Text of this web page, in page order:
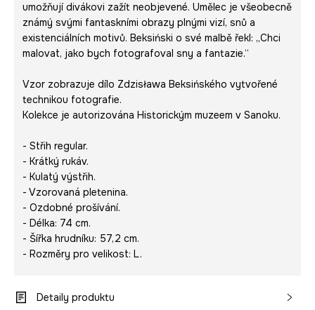
umožňují divákovi zažít neobjevené. Umělec je všeobecně
známý svými fantaskními obrazy plnými vizí, snů a
existenciálních motivů. Beksiński o své malbě řekl: „Chci
malovat, jako bych fotografoval sny a fantazie.“
Vzor zobrazuje dílo Zdzisława Beksińského vytvořené
technikou fotografie.
Kolekce je autorizována Historickým muzeem v Sanoku.
- Střih regular.
- Krátký rukáv.
- Kulatý výstřih.
- Vzorovaná pletenina.
- Ozdobné prošívání.
- Délka: 74 cm.
- Šířka hrudníku: 57,2 cm.
- Rozměry pro velikost: L.
Detaily produktu